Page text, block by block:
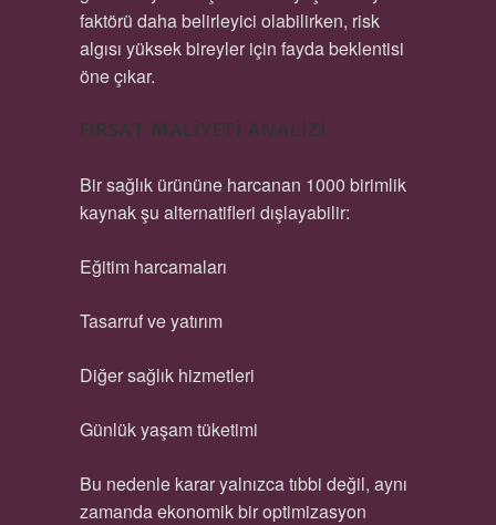
faktörü daha belirleyici olabilirken, risk
algısı yüksek bireyler için fayda beklentisi
öne çıkar.
FIRSAT MALIYETI ANALIZI
Bir sağlık ürününe harcanan 1000 birimlik
kaynak şu alternatifleri dışlayabilir:
Eğitim harcamaları
Tasarruf ve yatırım
Diğer sağlık hizmetleri
Günlük yaşam tüketimi
Bu nedenle karar yalnızca tıbbi değil, aynı
zamanda ekonomik bir optimizasyon